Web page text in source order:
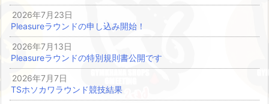
2026年7月23日
Pleasureラウンドの申し込み開始！
2026年7月13日
Pleasureラウンドの特別規則書公開です
2026年7月7日
TSホソカワラウンド競技結果